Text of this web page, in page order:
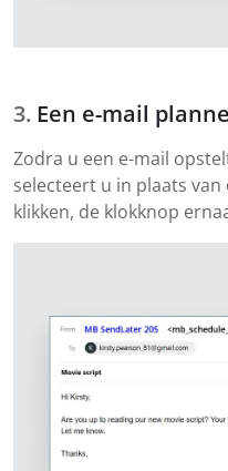
Een e-mail
Zodra u een e-mail
selecteert u in plaats
klikken, de klokknop